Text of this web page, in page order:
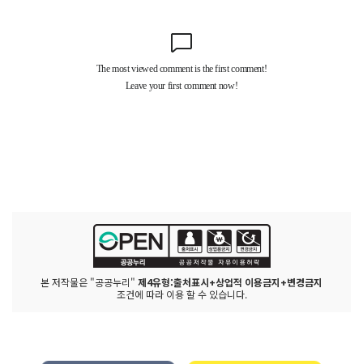
본 저작물은 "공공누리" 제4유형:출처표시+상업적 이용금지+변경금지
조건에 따라 이용 할 수 있습니다.